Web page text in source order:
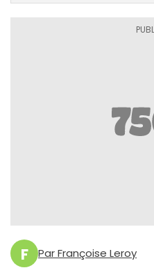
F Par Françoise Leroy